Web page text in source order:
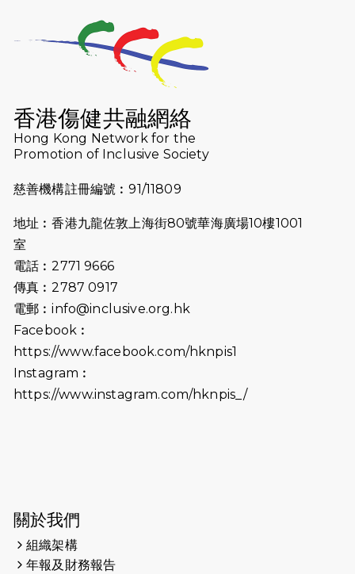
2026-07-23
猛龍長跑隊恆常練習 - 7月23日
（19:00開始）
猛龍長跑隊恆常練習 - 7月16日
2026-07-10
【猛龍戈壁118公里分享暨香港傷健共
融網絡15周年晚宴】
2026-07-09
猛龍長跑隊恆常練習 - 7月9日（19:00
2026-07-02
2026-06-25
（19:00開始）
2026-06-18
猛龍長跑隊恆常練習 - 6月18日
2026-06-11
猛龍長跑隊恆常練習 - 6月11日（19:00
2026-05-28
2026-05-22
香港傷健共融網絡
Hong Kong Network for the
Promotion of Inclusive Society
慈善機構註冊編號︰91/11809
地址︰香港九龍佐敦上海街80號華海廣場10樓1001
室
電話︰2771 9666
傳真︰2787 0917
電郵︰info@inclusive.org.hk
Facebook︰
https://www.facebook.com/hknpis1
Instagram︰
https://www.instagram.com/hknpis_/
關於我們
組織架構
年報及財務報告